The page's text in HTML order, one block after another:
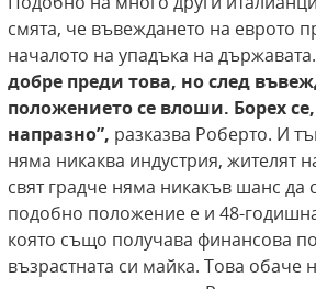
смята, че въвеждането на еврото
началото на упадъка на държавата.
добре преди това, но след
положениетосе влоши. Борех
напразно”, разказва Роберто. И
няма никаква индустрия, жителят
свят градче няма никакъв шанс да
подобно положение е и 48-
която също получава финансова
възрастната си майка. Това обаче